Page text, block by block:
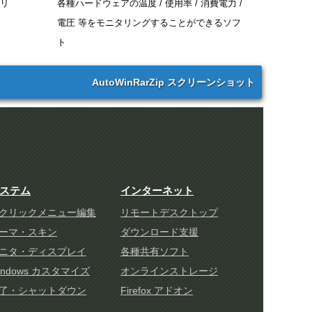
各種ハードウェアの温度 / 使用率 / 消費電力 /
電圧 等をモニタリングすることができるソフ
ト
AutoWinRarZip スクリーンショット
テム
リックメニュー編集
マ・スキン
タ・ディスプレイ
カスタマイズ
・シャットダウン
インターネット
リモートデスクトップ
ダウンロード支援
各種共有ソフト
オンラインストレージ
Firefox アドオン